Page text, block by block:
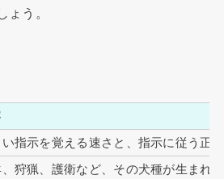
ょう。
い指示を覚える速さと、指示に従う正
狩猟、護衛など、その犬種が生まれ